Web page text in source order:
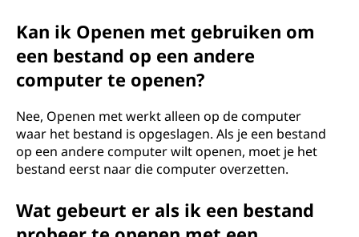
Kan ik Openen met gebruiken om
een bestand op een andere
computer te openen?
Nee, Openen met werkt alleen op de computer
waar het bestand is opgeslagen. Als je een bestand
op een andere computer wilt openen, moet je het
bestand eerst naar die computer overzetten.
Wat gebeurt er als ik een bestand